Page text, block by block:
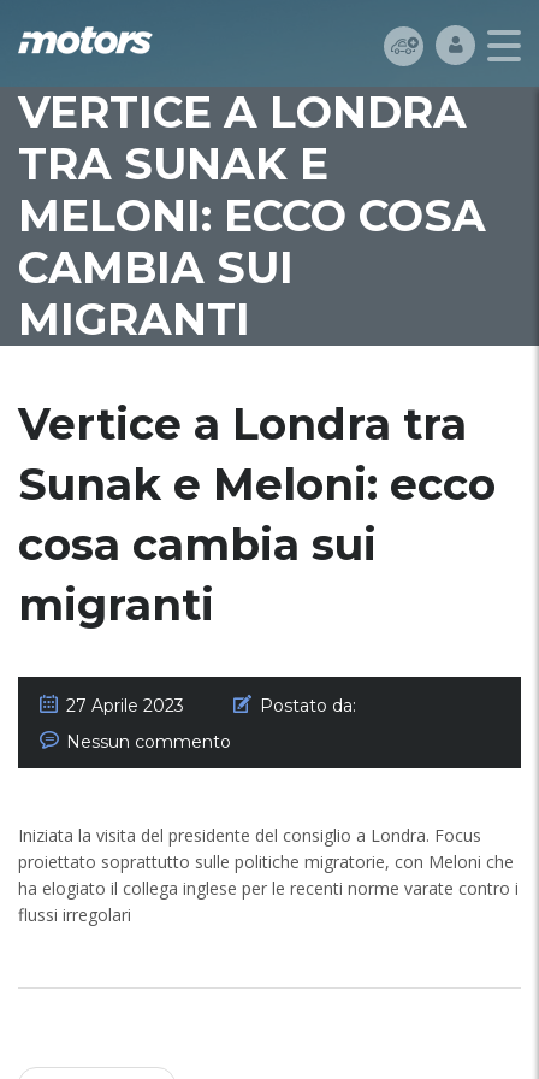
VERTICE A LONDRA
TRA SUNAK E
MELONI: ECCO COSA
CAMBIA SUI
MIGRANTI
Vertice a Londra tra
Sunak e Meloni: ecco
cosa cambia sui
migranti
27 Aprile 2023
Postato da:
Nessun commento
Iniziata la visita del presidente del consiglio a Londra. Focus
proiettato soprattutto sulle politiche migratorie, con Meloni che
ha elogiato il collega inglese per le recenti norme varate contro i
flussi irregolari